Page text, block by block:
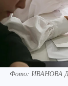
Фото: ИВАНОВА